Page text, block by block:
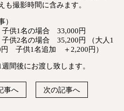
も撮影時間に含みます。
）
供1名の場合 33,000円
供2名の場合 35,200円 （大人1
子供1名追加 ＋2,200円）
間後にお渡し致します。
事へ 次の記事へ